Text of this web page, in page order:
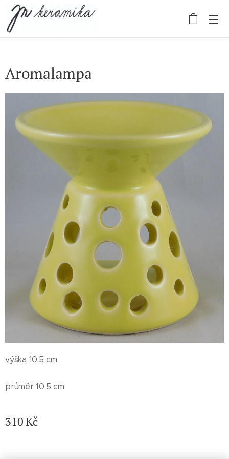
Aromalampa
výška 10,5 cm
průměr 10,5 cm
310Kč